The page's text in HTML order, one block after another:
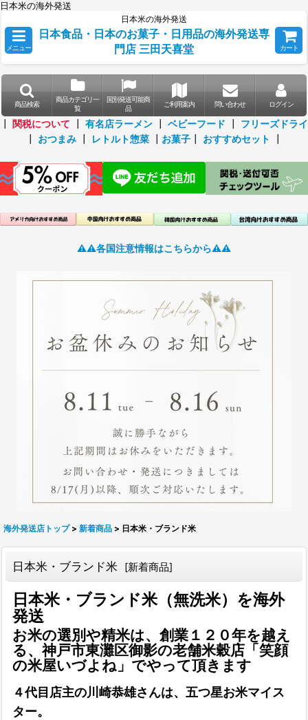
日本米の海外発送
日本米の海外発送
メニュー
日本食品・日本のお菓子・日用品の海外発送専
門店 三田天喜堂
カート
商品検索
商品カテゴリ一
覧
国別発送可能商
品
ご利用案内 問い合わせ ログイン
関税について 有名店ラーメン ベビーフード
フリーズドライ
おつまみ レトルト惣菜 お菓子 おすすめセット
⚠️⚠️各国注意情報はこちらから⚠️⚠️
海外発送店トップ > 新着商品 > 日本米・ブランド米
日本米・ブランド米 [新着商品]
日本米・ブランド米（無洗米）を海外
発送
お米の選別や精米は、 創業１２０年を越え
る、神戸市東灘区御影の老舗米穀店 「笑顔
の米屋いづよね」 でやって頂きます
４代目店主の川崎恭雄さんは、 五つ星お米マイス
ター。